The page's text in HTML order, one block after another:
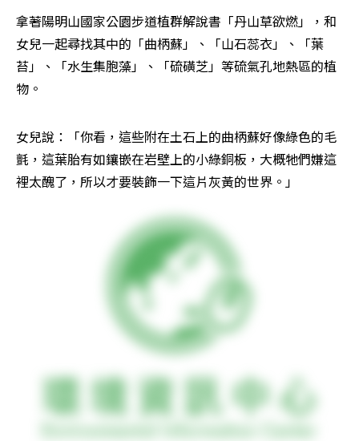
拿著陽明山國家公園步道植群解說書「丹山草欲燃」，和
女兒一起尋找其中的「曲柄蘇」、「山石蕊衣」、「葉
苔」、「水生集胞藻」、「硫磺芝」等硫氣孔地熱區的植
物。
女兒說：「你看，這些附在土石上的曲柄蘇好像綠色的毛
氈，這葉胎有如鑲嵌在岩壁上的小綠銅板，大概牠們嫌這
裡太醜了，所以才要裝飾一下這片灰黃的世界。」